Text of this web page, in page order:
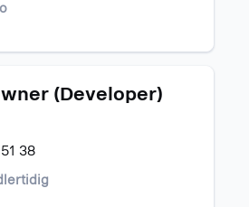
(Developer)
38